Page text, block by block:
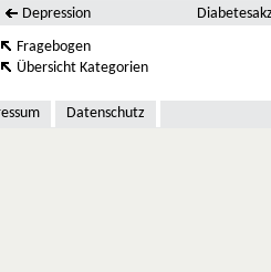
Depression
Fragebogen
Übersicht Kategorien
Datenschutz